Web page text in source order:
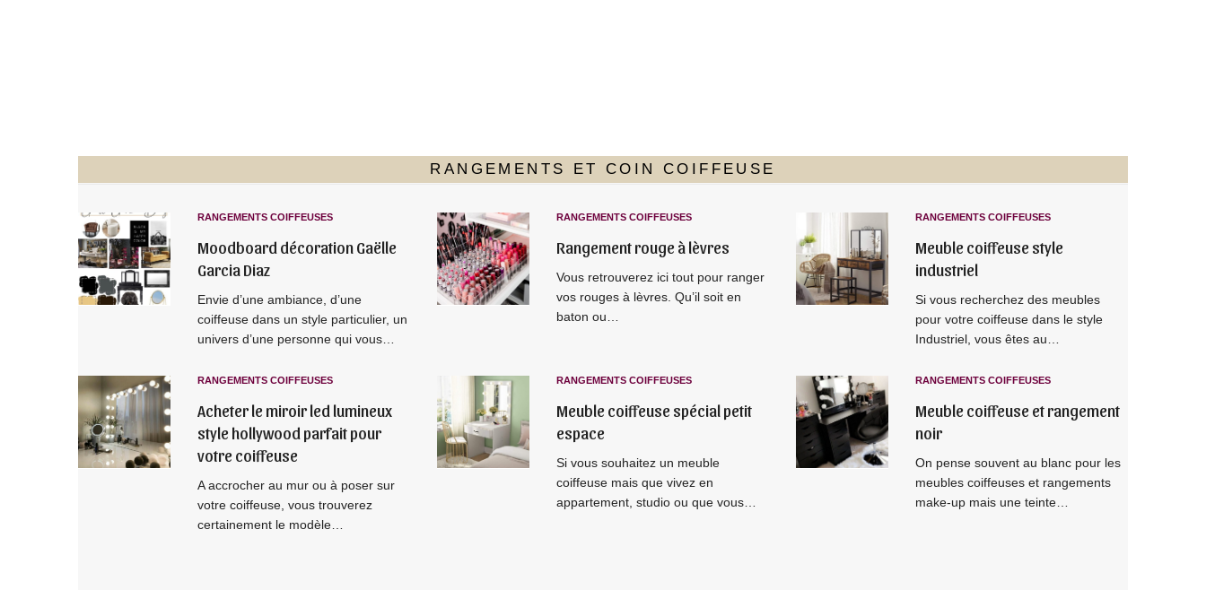
RANGEMENTS ET COIN COIFFEUSE
RANGEMENTS COIFFEUSES
Moodboard décoration Gaëlle
Garcia Diaz
Envie d’une ambiance, d’une
coiffeuse dans un style particulier, un
univers d’une personne qui vous…
RANGEMENTS COIFFEUSES
Rangement rouge à lèvres
Vous retrouverez ici tout pour ranger
vos rouges à lèvres. Qu’il soit en
baton ou…
RANGEMENTS COIFFEUSES
Meuble coiffeuse style
industriel
Si vous recherchez des meubles
pour votre coiffeuse dans le style
Industriel, vous êtes au…
RANGEMENTS COIFFEUSES
Acheter le miroir led lumineux
style hollywood parfait pour
votre coiffeuse
A accrocher au mur ou à poser sur
votre coiffeuse, vous trouverez
certainement le modèle…
RANGEMENTS COIFFEUSES
Meuble coiffeuse spécial petit
espace
Si vous souhaitez un meuble
coiffeuse mais que vivez en
appartement, studio ou que vous…
RANGEMENTS COIFFEUSES
Meuble coiffeuse et rangement
noir
On pense souvent au blanc pour les
meubles coiffeuses et rangements
make-up mais une teinte…